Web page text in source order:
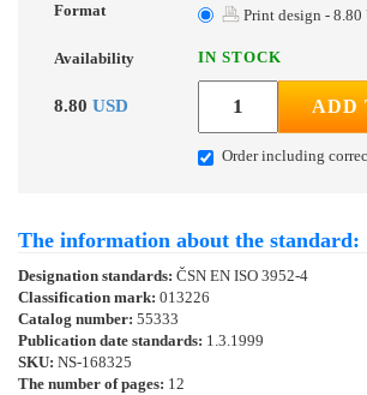
Format
Print design - 8.80
Availability IN STOCK
8.80 USD ADD
Order including
The information about the standard:
Designation standards: ČSN EN ISO 3952-4
Classification mark: 013226
Catalog number: 55333
Publication date standards: 1.3.1999
SKU: NS-168325
The number of pages: 12